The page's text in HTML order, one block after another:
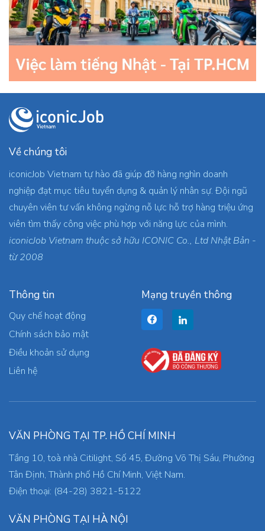
Về chúng tôi
iconicJob Vietnam tự hào đã giúp đỡ hàng nghìn doanh
nghiệp đạt mục tiêu tuyển dụng & quản lý nhân sự. Đội ngũ
chuyên viên tư vấn không ngừng nỗ lực hỗ trợ hàng triệu ứng
viên tìm thấy công việc phù hợp với năng lực của mình.
iconicJob Vietnam thuộc sở hữu ICONIC Co., Ltd Nhật Bản -
từ 2008
Thông tin
Quy chế hoạt động
Chính sách bảo mật
Điều khoản sử dụng
Liên hệ
Mạng truyền thông
VĂN PHÒNG TẠI TP. HỒ CHÍ MINH
Tầng 10, toà nhà Citilight, Số 45, Đường Võ Thị Sáu, Phường
Tân Định, Thành phố Hồ Chí Minh, Việt Nam.
Điện thoại: (84-28) 3821-5122
VĂN PHÒNG TẠI HÀ NỘI